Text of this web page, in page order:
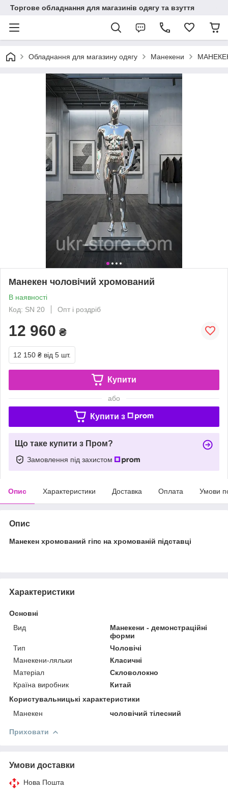
Торгове обладнання для магазинів одягу та взуття
Обладнання для магазину одягу Манекени
Манекен чоловічий хромований
В наявності
Код: SN 20
Опт і роздріб
12 960 ₴
12 150 ₴ від 5 шт.
Купити
або
Купити з
Що таке купити з Пром?
Замовлення під захистом
Опис Характеристики Доставка Оплата Умови
Опис
Манекен хромований гіпс на хромованій підставці
Характеристики
Основні
Вид
Манекени - демонстраційні
форми
Тип
Чоловічі
Манекени-ляльки
Класичні
Матеріал
Скловолокно
Країна виробник
Китай
Користувальницькі характеристики
Манекен
чоловічий тілесний
Приховати
Умови доставки
Нова Пошта